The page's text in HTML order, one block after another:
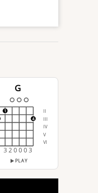
G
II
III
IV
V
VI
1
4
3 2 0 0 0 3
PLAY